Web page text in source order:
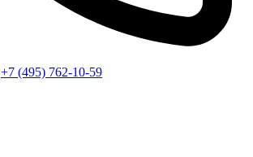
+7 (495) 762-10-59